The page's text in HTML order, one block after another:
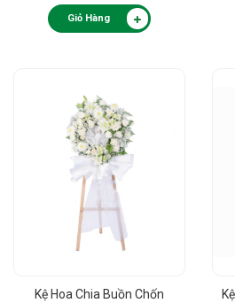
Giỏ Hàng
Kệ Hoa Chia Buồn Chốn